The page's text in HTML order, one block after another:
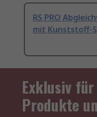
RS PRO
mit Kunststoff-
Exklusiv
Produkte